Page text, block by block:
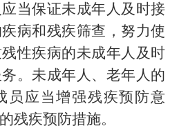
当保证未成年人及时接
病和残疾筛查，努力使
性疾病的未成年人及时
。未成年人、老年人的
员应当增强残疾预防意
残疾预防措施。